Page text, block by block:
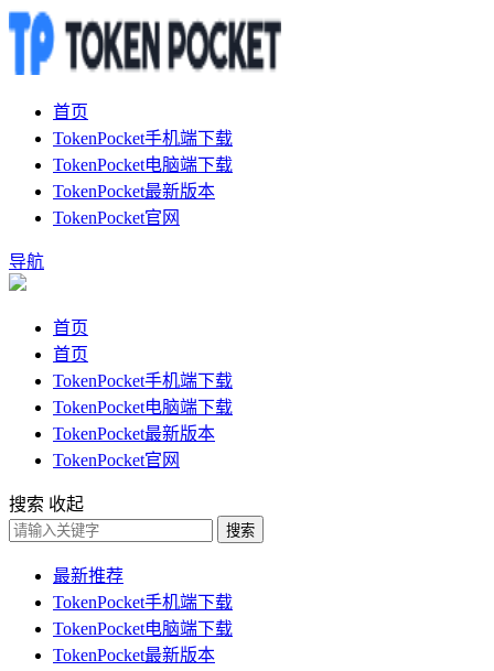
首页
TokenPocket手机端下载
TokenPocket电脑端下载
TokenPocket最新版本
TokenPocket官网
导航
首页
首页
TokenPocket手机端下载
TokenPocket电脑端下载
TokenPocket最新版本
TokenPocket官网
搜索 收起
搜索
最新推荐
TokenPocket手机端下载
TokenPocket电脑端下载
TokenPocket最新版本